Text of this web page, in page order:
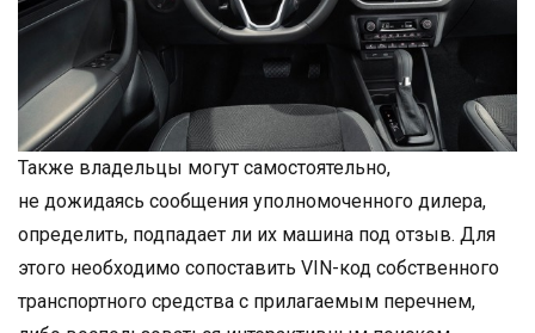
Также владельцы могут самостоятельно,
не дожидаясь сообщения уполномоченного дилера,
определить, подпадает ли их машина под отзыв. Для
этого необходимо сопоставить VIN-код собственного
транспортного средства с прилагаемым перечнем,